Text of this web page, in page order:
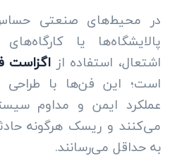
در محیط‌های صنعتی
پالایشگاه‌ها یا
اشتعال، استفاده از اگزاست
است؛ این فن‌ها با طراحی
عملکرد ایمن و مداوم
می‌کنند و ریسک هرگونه
به حداقل می‌رسانند.